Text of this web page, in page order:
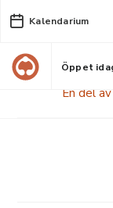
Kalendarium
Öppet
En del